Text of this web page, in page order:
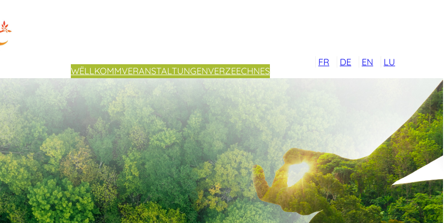
WËLLKOMMVERANSTALTUNGENVERZEECHNES
FR DE EN LU